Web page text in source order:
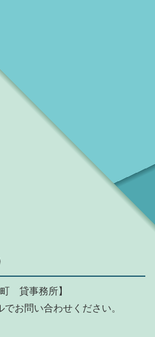
町 貸事務所】
お問い合わせください。